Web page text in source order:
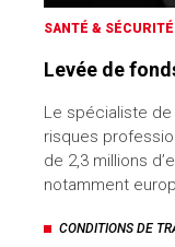
SANTÉ &
Levée de
Le spécialiste
risques
de 2,3 millions
notamment
CONDITIONS DE